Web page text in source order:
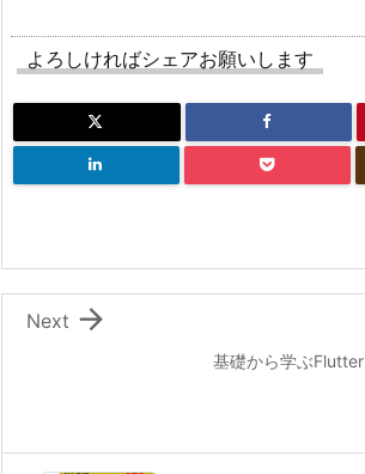
よろしければシェアお願いします
基礎から学ぶFlutter

Next